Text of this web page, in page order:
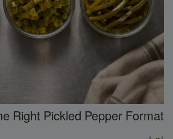
Right Pickled Pepper Format